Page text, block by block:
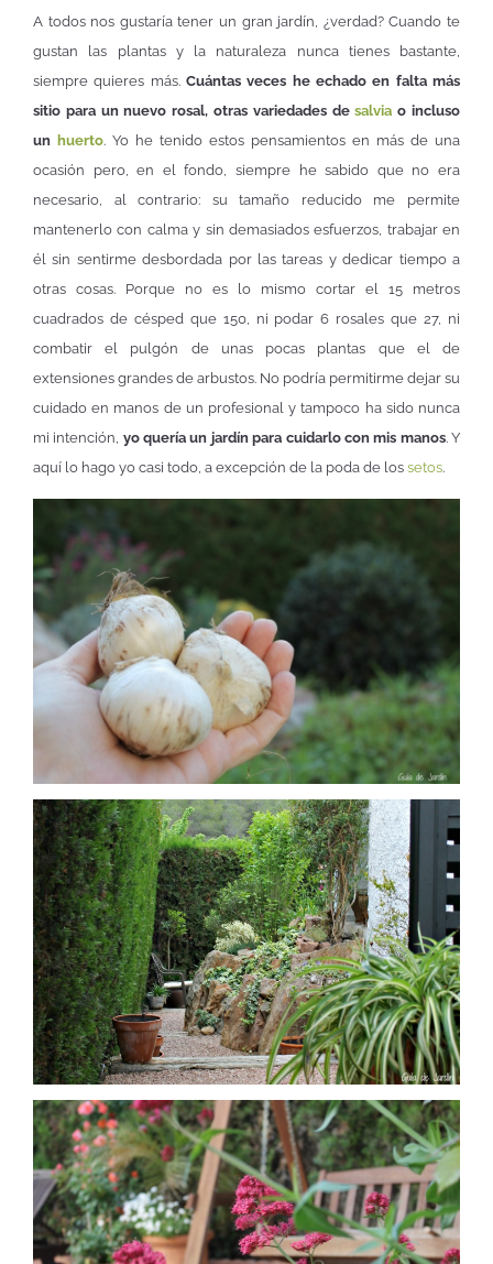
A todos nos gustaría tener un gran jardín, ¿verdad? Cuando te
gustan las plantas y la naturaleza nunca tienes bastante,
siempre quieres más. Cuántas veces he echado en falta más
sitio para un nuevo rosal, otras variedades desalvia o incluso
un huerto. Yo he tenido estos pensamientos en más de una
ocasión pero, en el fondo, siempre he sabido que no era
necesario, al contrario: su tamaño reducido me permite
mantenerlo con calma y sin demasiados esfuerzos, trabajar en
él sin sentirme desbordada por las tareas y dedicar tiempo a
otras cosas. Porque no es lo mismo cortar el 15 metros
cuadrados de césped que 150, ni podar 6 rosales que 27, ni
combatir el pulgón de unas pocas plantas que el de
extensiones grandes de arbustos. No podría permitirme dejar su
cuidado en manos de un profesional y tampoco ha sido nunca
mi intención, yo quería un jardín para cuidarlo con mis manos. Y
aquí lo hago yo casi todo, a excepción de la poda de los setos.